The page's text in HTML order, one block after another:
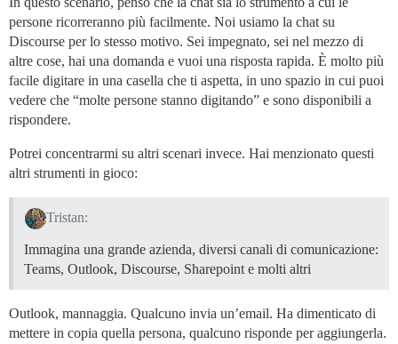
persone ricorreranno più facilmente. Noi usiamo la chat su
Discourse per lo stesso motivo. Sei impegnato, sei nel mezzo di
altre cose, hai una domanda e vuoi una risposta rapida. È molto più
facile digitare in una casella che ti aspetta, in uno spazio in cui puoi
vedere che “molte persone stanno digitando” e sono disponibili a
rispondere.
Potrei concentrarmi su altri scenari invece. Hai menzionato questi
altri strumenti in gioco:
Tristan:
Immagina una grande azienda, diversi canali di comunicazione:
Teams, Outlook, Discourse, Sharepoint e molti altri
Outlook, mannaggia. Qualcuno invia un’email. Ha dimenticato di
mettere in copia quella persona, qualcuno risponde per aggiungerla.